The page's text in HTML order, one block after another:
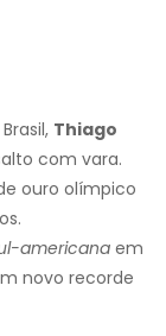
Thiago
com vara.
ouro olímpico
americana em
novo recorde